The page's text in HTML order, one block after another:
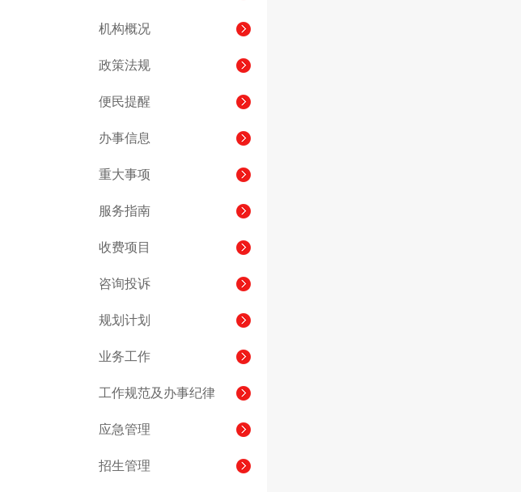
机构概况
政策法规
便民提醒
办事信息
重大事项
服务指南
收费项目
咨询投诉
规划计划
业务工作
工作规范及办事纪律
应急管理
招生管理